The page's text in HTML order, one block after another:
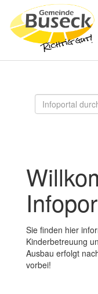
Sie finden hier
Kinderbetreuung
Ausbau erfolgt
vorbei!